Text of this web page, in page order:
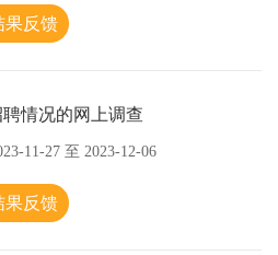
果反馈
情况的网上调查
11-27 至 2023-12-06
果反馈